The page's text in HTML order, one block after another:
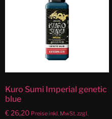
Kuro Sumi Imperial genetic
blue
€26,20 Preise inkl. MwSt. zzgl.